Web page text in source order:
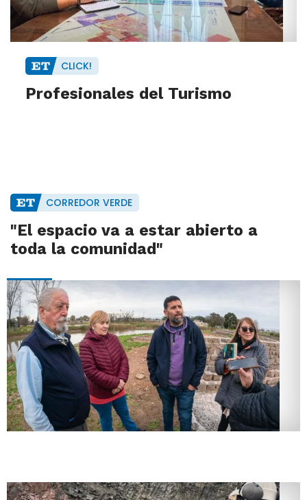
CLICK!
Profesionales del Turismo
CORREDOR VERDE
"El espacio va a estar abierto a
toda la comunidad"